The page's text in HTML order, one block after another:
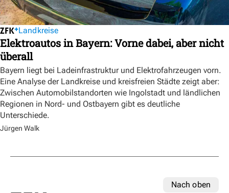
Landkreise
Elektroautos in Bayern: Vorne dabei, aber nicht
überall
Bayern liegt bei Ladeinfrastruktur und Elektrofahrzeugen vorn.
Eine Analyse der Landkreise und kreisfreien Städte zeigt aber:
Zwischen Automobilstandorten wie Ingolstadt und ländlichen
Regionen in Nord- und Ostbayern gibt es deutliche
Unterschiede.
Jürgen Walk
Nach oben